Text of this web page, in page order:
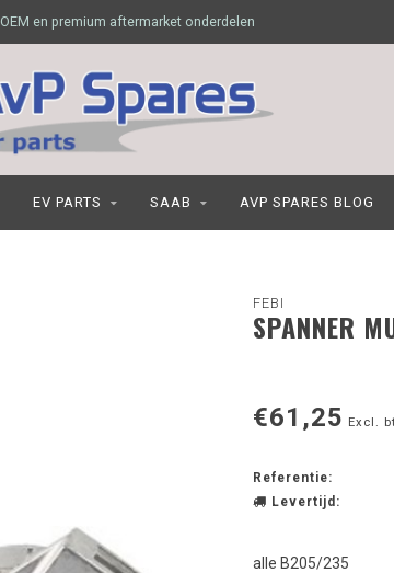
OEM en premium aftermarket onderdelen
EV PARTS SAAB AVP SPARES BLOG
FEBI
SPANNER
€61,25 Excl.
Referentie:
Levertijd:
alle B205/235